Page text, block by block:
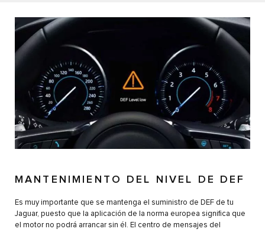
MANTENIMIENTO DEL NIVEL DE DEF
Es muy importante que se mantenga el suministro de DEF de tu
Jaguar, puesto que la aplicación de la norma europea significa que
el motor no podrá arrancar sin él. El centro de mensajes del